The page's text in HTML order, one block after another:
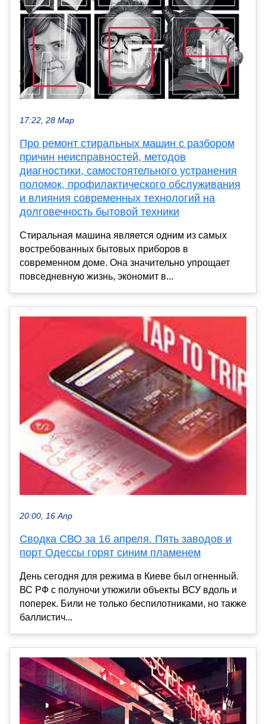
17:22, 28 Мар
Про ремонт стиральных машин с разбором
причин неисправностей, методов
диагностики, самостоятельного устранения
поломок, профилактического обслуживания
и влияния современных технологий на
долговечность бытовой техники
Стиральная машина является одним из самых
востребованных бытовых приборов в
современном доме. Она значительно упрощает
повседневную жизнь, экономит в...
20:00, 16 Апр
Сводка СВО за 16 апреля. Пять заводов и
порт Одессы горят синим пламенем
День сегодня для режима в Киеве был огненный.
ВС РФ с полуночи утюжили объекты ВСУ вдоль и
поперек. Били не только беспилотниками, но также
баллистич...